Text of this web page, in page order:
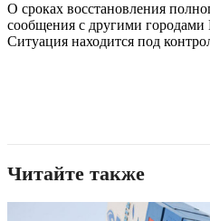
О сроках восстановления
сообщения с другими
Ситуация находится под
Читайте также